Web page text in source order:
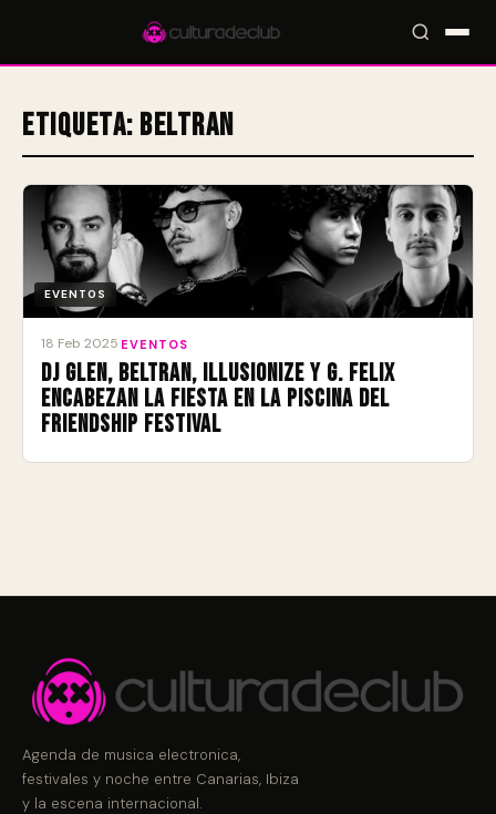
Accesos rápidos: 🎪 Eventos🎤 Artistas📍 Locales📰 Radar
Etiqueta: Beltran
EVENTOS
18 Feb 2025 EVENTOS
DJ Glen, Beltran, Illusionize y G. Felix
encabezan la fiesta en la piscina del
Friendship Festival
Agenda de musica electronica,
festivales y noche entre Canarias, Ibiza
y la escena internacional.